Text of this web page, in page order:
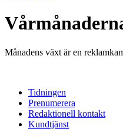
Månadens växt är en
Tidningen
Prenumerera
Redaktionell kontakt
Kundtjänst